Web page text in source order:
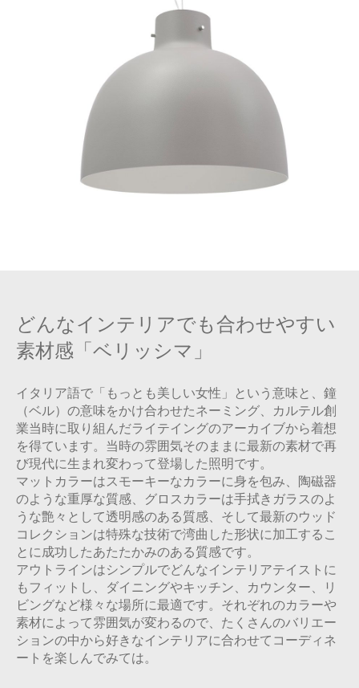
どんなインテリアでも合わせやすい
素材感「ベリッシマ」
イタリア語で「もっとも美しい女性」という意味と、鐘
（ベル）の意味をかけ合わせたネーミング、カルテル創
業当時に取り組んだライテイングのアーカイブから着想
を得ています。当時の雰囲気そのままに最新の素材で再
び現代に生まれ変わって登場した照明です。
マットカラーはスモーキーなカラーに身を包み、陶磁器
のような重厚な質感、グロスカラーは手拭きガラスのよ
うな艶々として透明感のある質感、そして最新のウッド
コレクションは特殊な技術で湾曲した形状に加工するこ
とに成功したあたたかみのある質感です。
アウトラインはシンプルでどんなインテリアテイストに
もフィットし、ダイニングやキッチン、カウンター、リ
ビングなど様々な場所に最適です。それぞれのカラーや
素材によって雰囲気が変わるので、たくさんのバリエー
ションの中から好きなインテリアに合わせてコーディネ
ートを楽しんでみては。